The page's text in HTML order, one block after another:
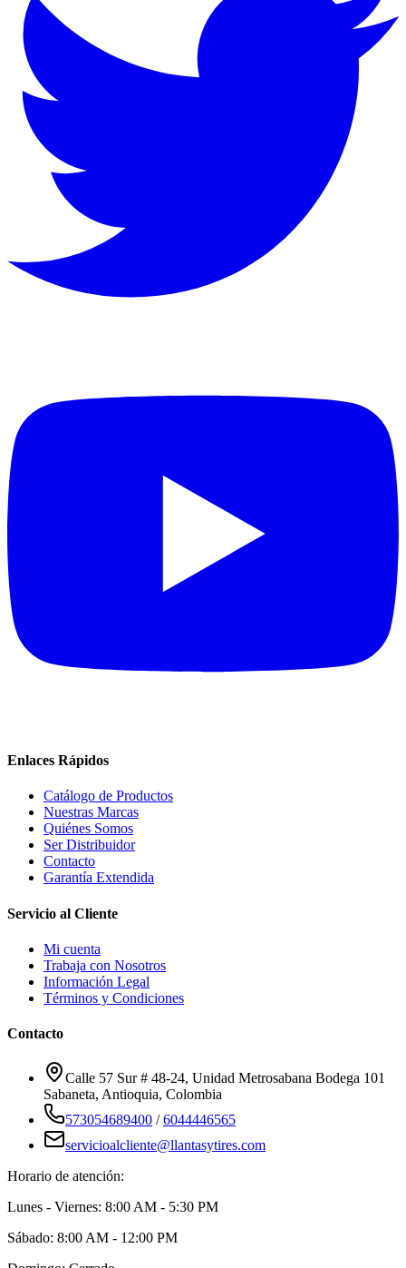
Enlaces Rápidos
Catálogo de Productos
Nuestras Marcas
Quiénes Somos
Ser Distribuidor
Contacto
Garantía Extendida
Servicio al Cliente
Mi cuenta
Trabaja con Nosotros
Información Legal
Términos y Condiciones
Contacto
Calle 57 Sur # 48-24, Unidad Metrosabana Bodega 101
Sabaneta, Antioquia, Colombia
573054689400 /6044446565
servicioalcliente@llantasytires.com
Horario de atención:
Lunes - Viernes: 8:00 AM - 5:30 PM
Sábado: 8:00 AM - 12:00 PM